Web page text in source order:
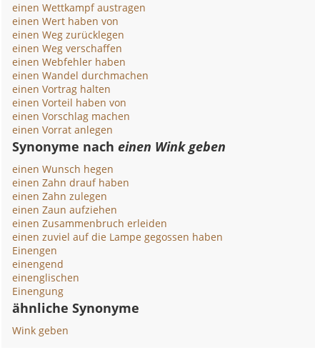
einen Wettkampf austragen
einen Wert haben von
einen Weg zurücklegen
einen Weg verschaffen
einen Webfehler haben
einen Wandel durchmachen
einen Vortrag halten
einen Vorteil haben von
einen Vorschlag machen
einen Vorrat anlegen
Synonyme nacheinen Wink geben
einen Wunsch hegen
einen Zahn drauf haben
einen Zahn zulegen
einen Zaun aufziehen
einen Zusammenbruch erleiden
einen zuviel auf die Lampe gegossen haben
Einengen
einengend
einenglischen
Einengung
ähnliche Synonyme
Wink geben